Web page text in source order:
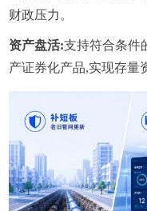
财政压力。
资产盘活:支持符合条件
产证券化产品,实现存量